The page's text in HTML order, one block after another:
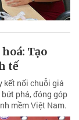
Tạo
tế
kết nối chuỗi giá
phá, đóng góp
mềm Việt Nam.